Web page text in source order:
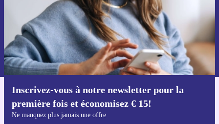
Inscrivez-vous à notre newsletter pour la
première fois et économisez € 15!
Ne manquez plus jamais une offre
Voucher aanvragen
Retrouvez les informations sur l'utilisation des données personnelles
dans notrepolitique de confidentialité.
Téléchargez l'application refurbed
Pour iOS et Android